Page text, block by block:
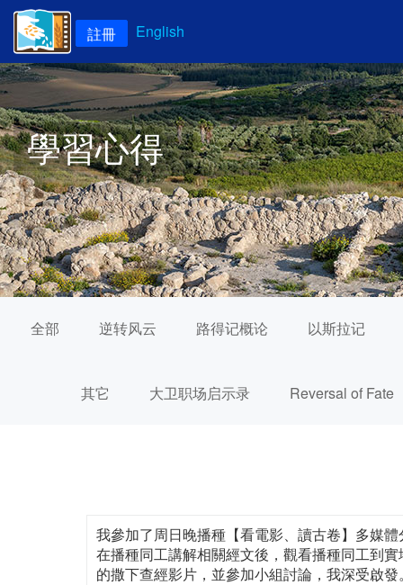
註冊 English
學習心得
全部 逆转风云 路得记概论 以斯拉记
其它 大卫职场启示录 Reversal of Fate
我參加了周日晚播種【看電影、讀古卷】多媒體
在播種同工講解相關經文後，觀看播種同工到實
的撒下查經影片，並參加小組討論，我深受啟發